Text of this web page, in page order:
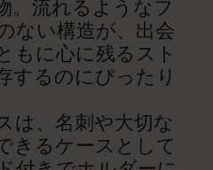
。流れるようなフ
ない構造が、出会
もに心に残るスト
するのにぴったり
は、名刺や大切な
きるケースとして